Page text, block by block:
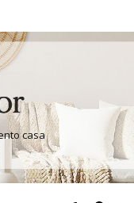
casa